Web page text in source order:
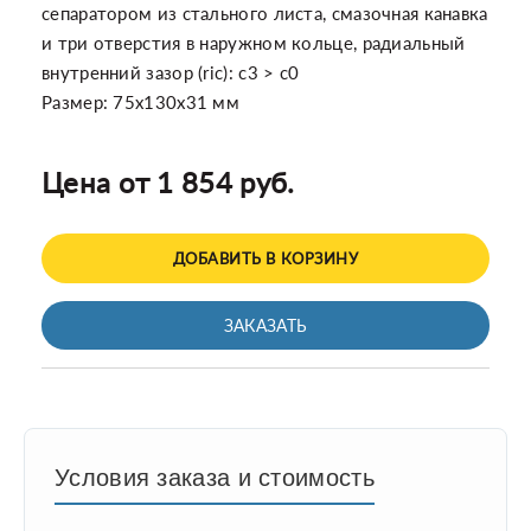
сепаратором из стального листа, смазочная канавка
и три отверстия в наружном кольце, радиальный
внутренний зазор (ric): c3 > c0
Размер: 75x130x31 мм
Цена от 1 854 руб.
ДОБАВИТЬ В КОРЗИНУ
ЗАКАЗАТЬ
Условия заказа и стоимость